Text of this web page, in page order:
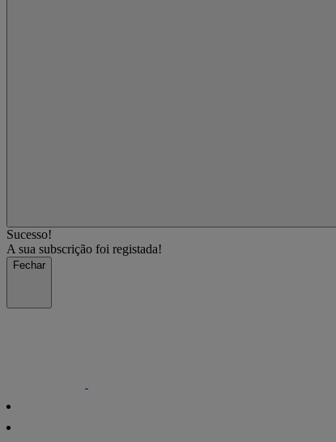
Sucesso!
A sua subscrição foi registada!
Fechar